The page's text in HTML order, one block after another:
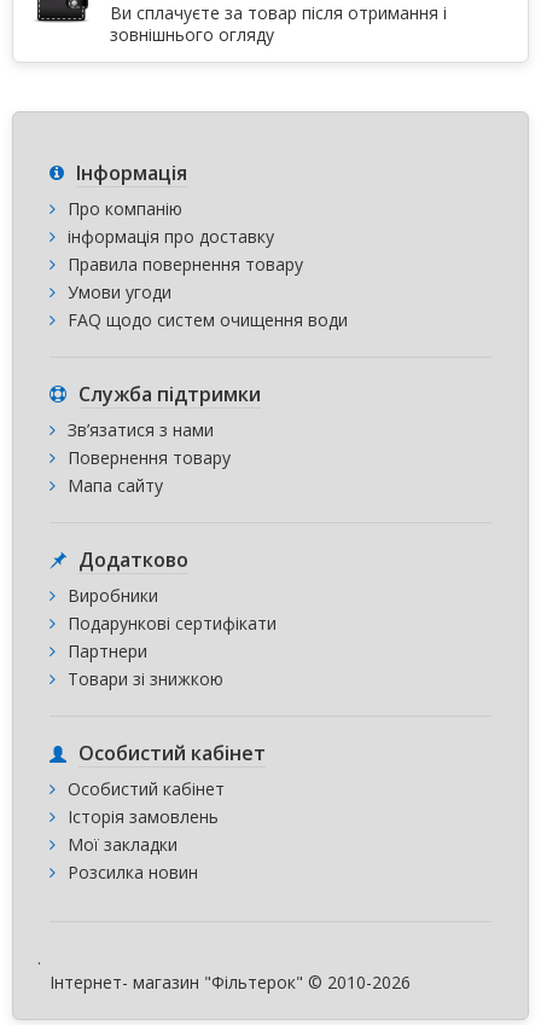
Ви сплачуєте за товар після отримання і
зовнішнього огляду
Інформація
Про компанію
інформація про доставку
Правила повернення товару
Умови угоди
FAQ щодо систем очищення води
Служба підтримки
Зв’язатися з нами
Повернення товару
Мапа сайту
Додатково
Виробники
Подарункові сертифікати
Партнери
Товари зі знижкою
Особистий кабінет
Особистий кабінет
Історія замовлень
Мої закладки
Розсилка новин
.
Інтернет- магазин "Фільтерок" © 2010-2026